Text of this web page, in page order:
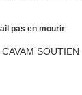
pas en mourir